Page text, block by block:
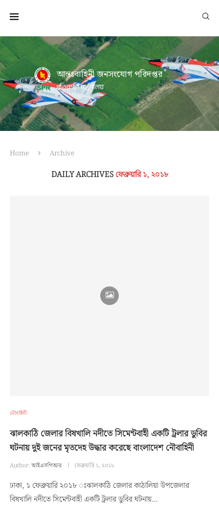
আন্তঃবাহিনী জনসংযোগ পরিদপ্তর
প্রতিরক্ষা মন্ত্রণালয়
Home Archive
DAILY ARCHIVES ফেব্রুয়ারি ১, ২০১৮
নৌবাহিনী
ঝালকাঠি জেলার বিষখালি নদীতে সিমেন্টবাহী একটি ট্রলার ডুবির
ঘটনায় দুই জনের মৃতদেহ উদ্ধার করেছে বাংলাদেশ নৌবাহিনী
Author:আইএসপিআর ফেব্রুয়ারি ১, ২০১৮
ঢাকা, ১ ফেব্রুয়ারি ২০১৮ ঃঝালকাঠি জেলার কাঠালিয়া উপজেলার
বিষখালি নদীতে সিমেন্টবাহী একটি ট্রলার ডুবির ঘটনায়…